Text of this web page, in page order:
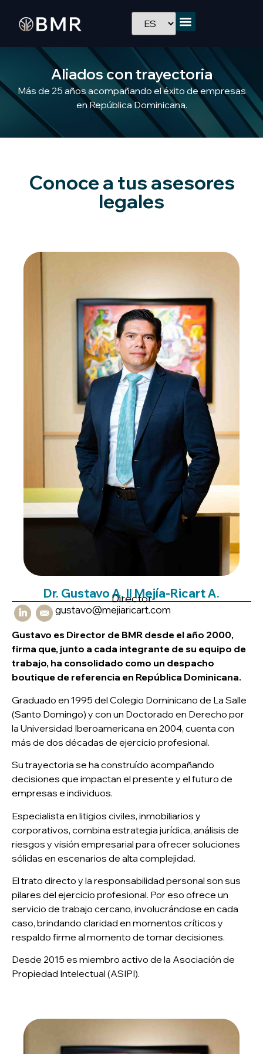
Aliados con trayectoria
Más de 25 años acompañando el éxito de empresas
en República Dominicana.
Conoce a tus asesores
legales
Dr. Gustavo A. II Mejía-Ricart A.
Director
gustavo@mejiaricart.com
Gustavo es Director de BMR desde el año 2000,
firma que, junto a cada integrante de su equipo de
trabajo, ha consolidado como un despacho
boutique de referencia en República Dominicana.
Graduado en 1995 del Colegio Dominicano de La Salle
(Santo Domingo) y con un Doctorado en Derecho por
la Universidad Iberoamericana en 2004, cuenta con
más de dos décadas de ejercicio profesional.
Su trayectoria se ha construído acompañando
decisiones que impactan el presente y el futuro de
empresas e individuos.
Especialista en litigios civiles, inmobiliarios y
corporativos, combina estrategia jurídica, análisis de
riesgos y visión empresarial para ofrecer soluciones
sólidas en escenarios de alta complejidad.
El trato directo y la responsabilidad personal son sus
pilares del ejercicio profesional. Por eso ofrece un
servicio de trabajo cercano, involucrándose en cada
caso, brindando claridad en momentos críticos y
respaldo firme al momento de tomar decisiones.
Desde 2015 es miembro activo de la Asociación de
Propiedad Intelectual (ASIPI).